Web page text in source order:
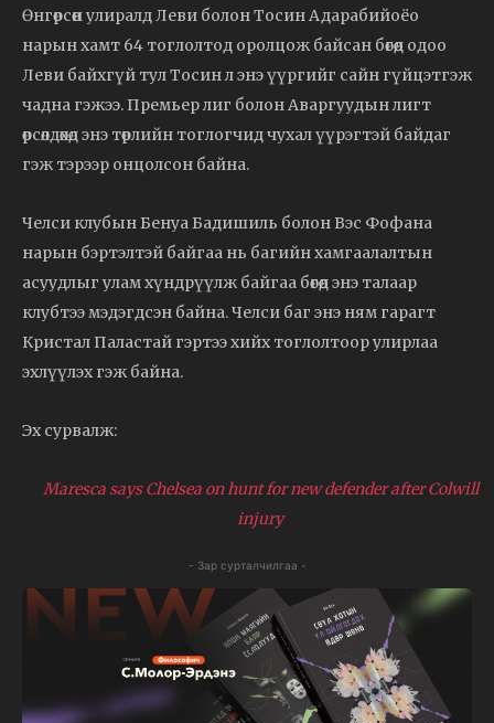
Өнгөрсөн улиралд Леви болон Тосин Адарабийоёо
нарын хамт 64 тоглолтод оролцож байсан бөгөөд одоо
Леви байхгүй тул Тосин л энэ үүргийг сайн гүйцэтгэж
чадна гэжээ. Премьер лиг болон Аваргуудын лигт
өрсөлдөхөд энэ төрлийн тоглогчид чухал үүрэгтэй байдаг
гэж тэрээр онцолсон байна.
Челси клубын Бенуа Бадишиль болон Вэс Фофана
нарын бэртэлтэй байгаа нь багийн хамгаалалтын
асуудлыг улам хүндрүүлж байгаа бөгөөд энэ талаар
клубтээ мэдэгдсэн байна. Челси баг энэ ням гарагт
Кристал Паластай гэртээ хийх тоглолтоор улирлаа
эхлүүлэх гэж байна.
Эх сурвалж:
Maresca says Chelsea on hunt for new defender after Colwill
injury
- Зар сурталчилгаа -